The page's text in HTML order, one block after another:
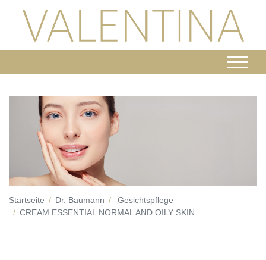
Startseite Dr. Baumann
Gesichtspflege
CREAM ESSENTIAL NORMAL AND OILY SKIN